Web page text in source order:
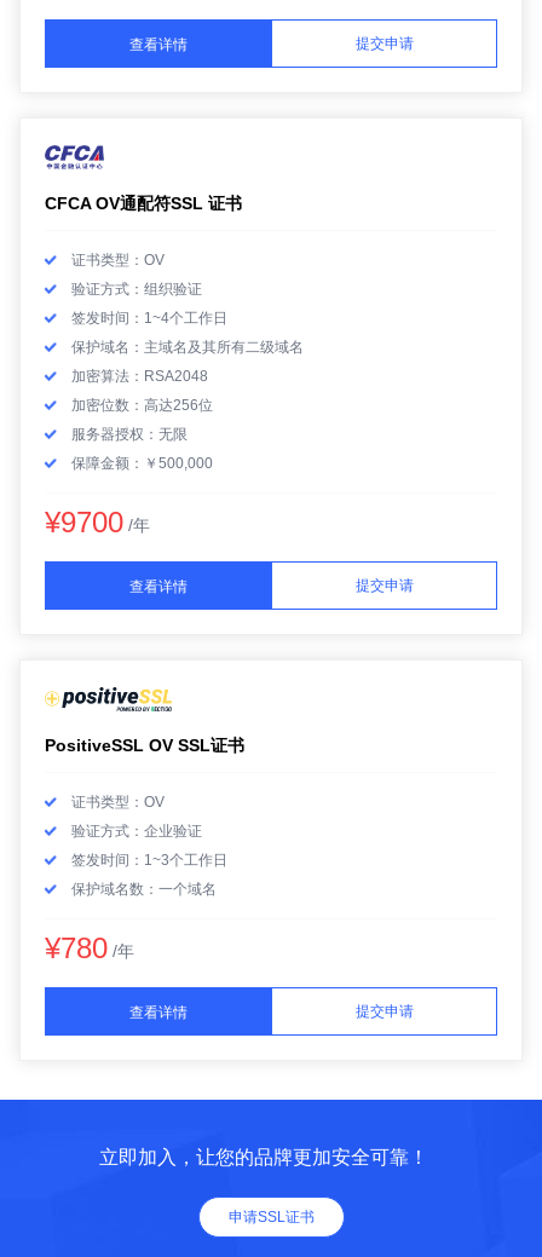
查看详情 提交申请
CFCA OV通配符SSL 证书
证书类型：OV
验证方式：组织验证
签发时间：1~4个工作日
保护域名：主域名及其所有二级域名
加密算法：RSA2048
加密位数：高达256位
服务器授权：无限
保障金额：￥500,000
¥9700 /年
查看详情 提交申请
PositiveSSL OV SSL证书
证书类型：OV
验证方式：企业验证
签发时间：1~3个工作日
保护域名数：一个域名
¥780 /年
查看详情 提交申请
立即加入，让您的品牌更加安全可靠！
申请SSL证书